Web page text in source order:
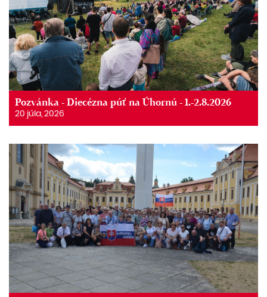
Pozvánka - Diecézna púť na Úhornú - 1.-2.8.2026
20 júla, 2026